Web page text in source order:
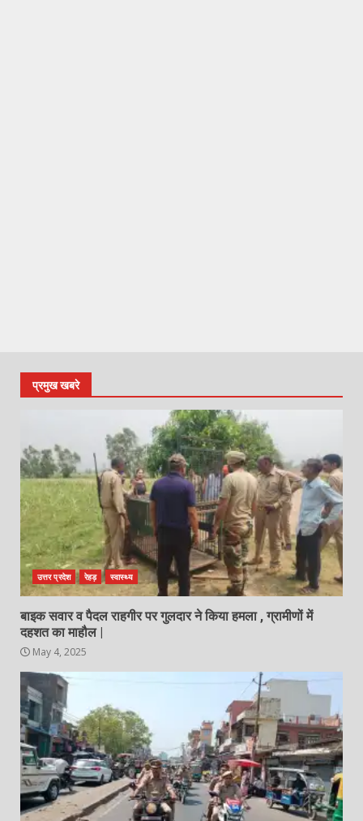
प्रमुख खबरे
उत्तर प्रदेश रेहड़ स्वास्थ्य
बाइक सवार व पैदल राहगीर पर गुलदार ने किया हमला , ग्रामीणों में
दहशत का माहौल |
May 4, 2025